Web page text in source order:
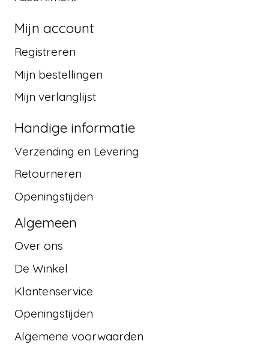
Mijn account
Registreren
Mijn bestellingen
Mijn verlanglijst
Handige informatie
Verzending en Levering
Retourneren
Openingstijden
Algemeen
Over ons
De Winkel
Klantenservice
Openingstijden
Algemene voorwaarden